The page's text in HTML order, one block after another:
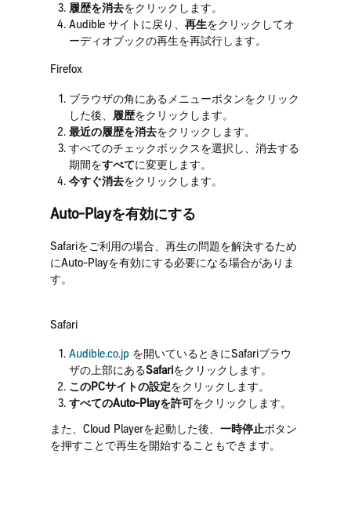
履歴を消去をクリックします。
Audible サイトに戻り、 再生をクリックしてオ
ーディオブックの再生を再試行します。
Firefox
ブラウザの角にあるメニューボタンをクリック
した後、 履歴をクリックします。
最近の履歴を消去をクリックします。
すべてのチェックボックスを選択し、消去する
期間をすべてに変更します。
今すぐ消去をクリックします。
Auto-Playを有効にする
Safariをご利用の場合、再生の問題を解決するため
にAuto-Playを有効にする必要になる場合がありま
す。
Safari
Audible.co.jpを開いているときにSafariブラウ
ザの上部にあるSafariをクリックします。
このPCサイトの設定をクリックします。
すべてのAuto-Playを許可をクリックします。
また、Cloud Playerを起動した後、 一時停止ボタン
を押すことで再生を開始することもできます。